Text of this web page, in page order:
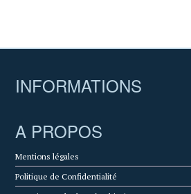
INFORMATIONS
A PROPOS
Mentions légales
Politique de Confidentialité